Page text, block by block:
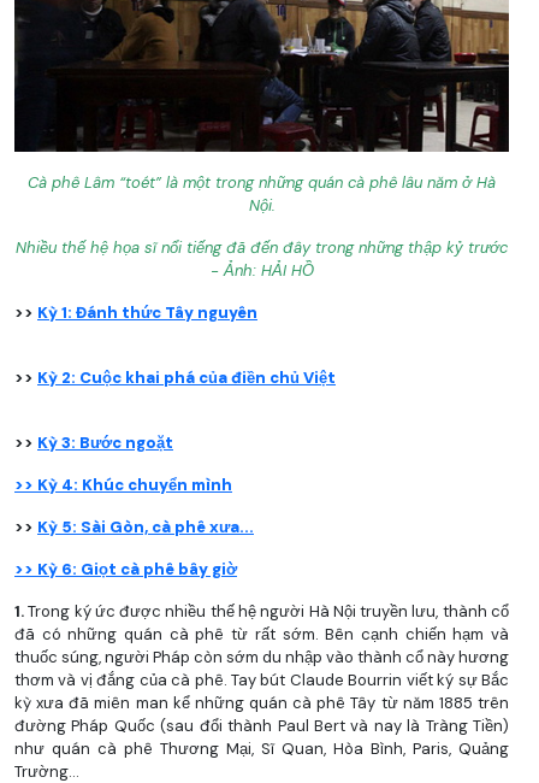
Cà phê Lâm “toét” là một trong những quán cà phê lâu năm ở Hà
Nội.
Nhiều thế hệ họa sĩ nổi tiếng đã đến đây trong những thập kỷ trước
- Ảnh: HẢI HỒ
>> Kỳ 1: Đánh thức Tây nguyên
>> Kỳ 2: Cuộc khai phá của điền chủ Việt
>> Kỳ 3: Bước ngoặt
>> Kỳ 4: Khúc chuyển mình
>> Kỳ 5: Sài Gòn, cà phê xưa...
>> Kỳ 6: Giọt cà phê bây giờ
1.Trong ký ức được nhiều thế hệ người Hà Nội truyền lưu, thành cổ
đã có những quán cà phê từ rất sớm. Bên cạnh chiến hạm và
thuốc súng, người Pháp còn sớm du nhập vào thành cổ này hương
thơm và vị đắng của cà phê. Tay bút Claude Bourrin viết ký sự Bắc
kỳ xưa đã miên man kể những quán cà phê Tây từ năm 1885 trên
đường Pháp Quốc (sau đổi thành Paul Bert và nay là Tràng Tiền)
như quán cà phê Thương Mại, Sĩ Quan, Hòa Bình, Paris, Quảng
Trường...